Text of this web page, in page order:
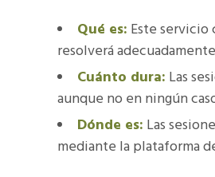
Qué es: Este
resolverá
Cuánto dura: Las
aunque no en ningún
Dónde es: Las
mediante la plataforma